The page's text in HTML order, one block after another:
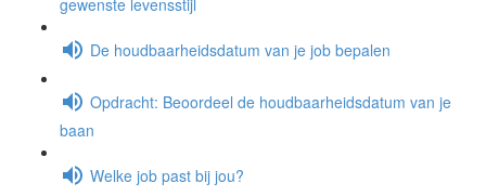
gewenste levensstijl
De houdbaarheidsdatum van je job bepalen
Opdracht: Beoordeel de houdbaarheidsdatum van je
baan
Welke job past bij jou?